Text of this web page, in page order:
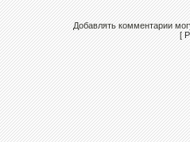
Добавлять комментарии
[